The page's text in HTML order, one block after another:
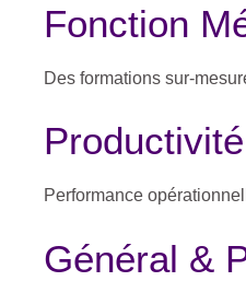
Fonction
Des formations sur-
Performance
Général &